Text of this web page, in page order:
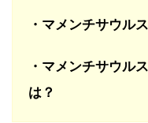
・マメンチサウル
・マメンチサウル
は？